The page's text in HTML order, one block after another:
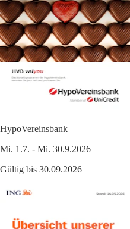
HypoVereinsbank
Mi. 1.7. - Mi. 30.9.2026
Gültig bis 30.09.2026